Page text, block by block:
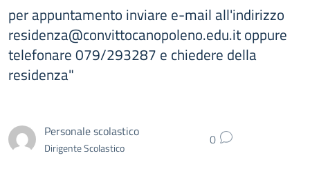
per appuntamento inviare e-mail all'indirizzo
residenza@convittocanopoleno.edu.it oppure
telefonare 079/293287 e chiedere della
residenza"
Personale scolastico
Dirigente Scolastico 0